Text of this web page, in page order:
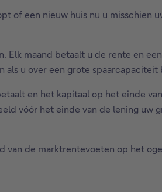
of een nieuw huis nu u misschien
Elk maand betaalt u de rente en
als u over een grote spaarcapaciteit
en het kapitaal op het einde
vóór het einde van de lening uw
de marktrentevoeten op het